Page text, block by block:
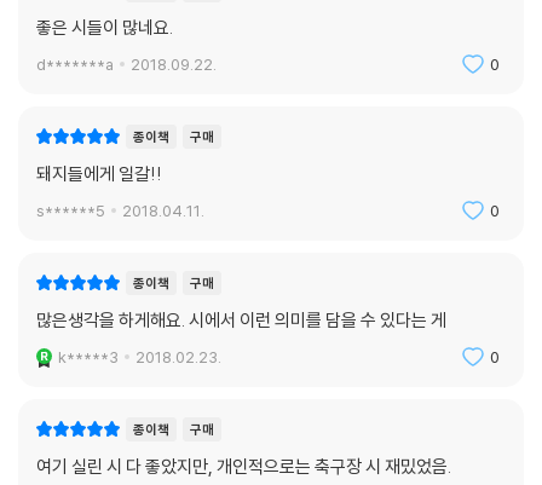
최영미 시인에게는 ‘차가우면서 들끓는 시인’, ‘그 무엇이라고 이름 붙일 수
없는 시인’ 등등 수많은 수식어들이 따라다닌다. “이 시집의 시들을 읽다가
하며 강철처럼 단련된 시들이 2014년의 독자들에게 어떤 반응을 불러일
왜 어떤 항구에도 닻을 내리지 못하는 방랑자가 되었는지, 돌아갈 고향이
내게 남아 있으면 좋겠다. 해변에 엉거주춤 서 있는 저 가엾은 백로들도 훌
훌 털고 비상할 때가 있으리라.
_〈바람 부는 날〉의 詩作 노트에서
좋은 시들이 많네요.
d*******a 2018.09.22. 0
종이책 구매
돼지들에게 일갈!!
s******5 2018.04.11. 0
종이책 구매
많은생각을 하게해요. 시에서 이런 의미를 담을 수 있다는 게
k*****3 2018.02.23. 0
종이책 구매
여기 실린 시 다 좋았지만, 개인적으로는 축구장 시 재밌었음.